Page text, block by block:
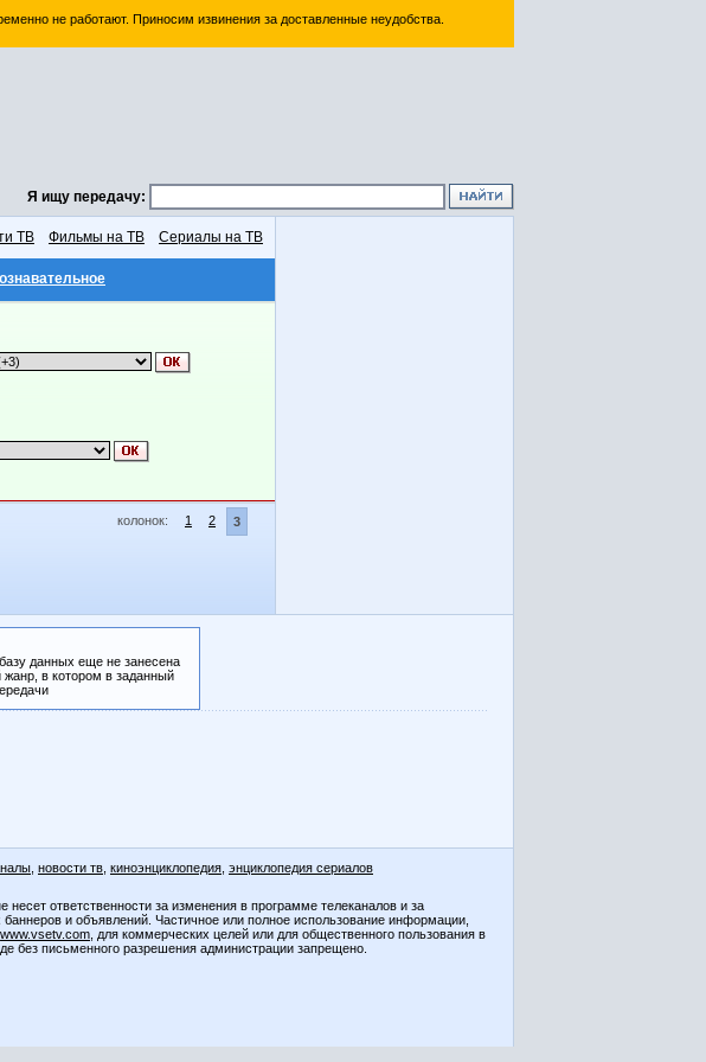
не работают. Приносим извинения за доставленные неудобства.
Я ищу передачу:
ТВ Фильмы на ТВ Сериалы на ТВ
колонок: 1 2 3
данных еще не занесена
в котором в заданный
новости тв киноэнциклопедия энциклопедия сериалов
несет ответственности за изменения в программе телеканалов и за
и объявлений. Частичное или полное использование информации,
www.vsetv.com , для коммерческих целей или для общественного пользования в
без письменного разрешения администрации запрещено.